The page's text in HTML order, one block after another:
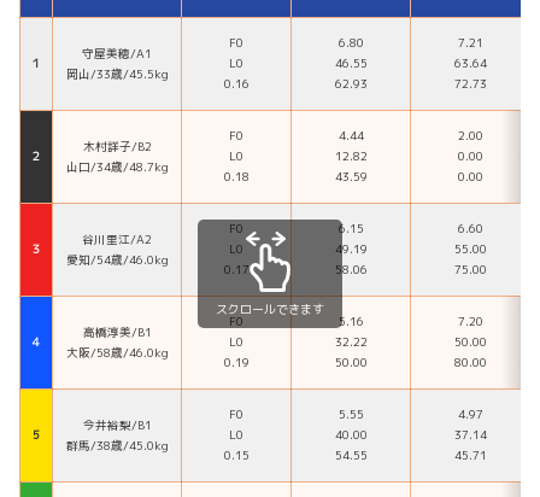
１
守屋美穂/A1
岡山/33歳/45.5kg
F0
L0
0.16
6.80
46.55
62.93
7.21
63.64
72.73
２
木村詳子/B2
山口/34歳/48.7kg
F0
L0
0.18
4.44
12.82
43.59
2.00
0.00
0.00
３
谷川里江/A2
愛知/54歳/46.0kg
F0
L0
0.17
6.15
49.19
58.06
6.60
55.00
75.00
４
高橋淳美/B1
大阪/58歳/46.0kg
F0
L0
0.19
5.16
32.22
50.00
7.20
50.00
80.00
５
今井裕梨/B1
群馬/38歳/45.0kg
F0
L0
0.15
5.55
40.00
54.55
4.97
37.14
45.71
スクロールできます